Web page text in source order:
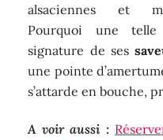
alsaciennes et
Pourquoi une
signature de ses
une pointe
s’attarde en bouche,
A voir aussi :